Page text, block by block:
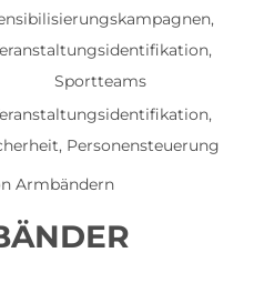
Sportteams
Personensteuerung